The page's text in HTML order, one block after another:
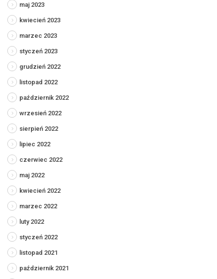
maj 2023
kwiecień 2023
marzec 2023
styczeń 2023
grudzień 2022
listopad 2022
październik 2022
wrzesień 2022
sierpień 2022
lipiec 2022
czerwiec 2022
maj 2022
kwiecień 2022
marzec 2022
luty 2022
styczeń 2022
listopad 2021
październik 2021